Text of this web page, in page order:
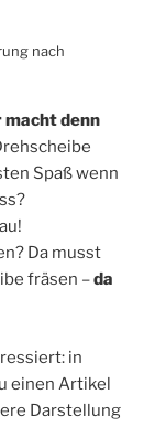
nach
macht denn
Spaß wenn
Da musst
fräsen –da
in
einen Artikel
Darstellung